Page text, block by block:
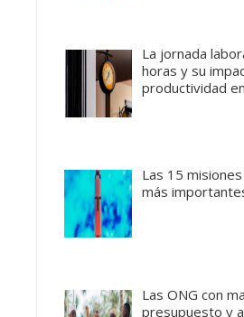
La jornada
horas y su
productividad
Las 15
más
Las ONG con
presupuesto y